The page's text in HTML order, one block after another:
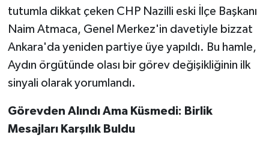
tutumla dikkat çeken CHP Nazilli eski İlçe Başkanı
Naim Atmaca, Genel Merkez'in davetiyle bizzat
Ankara'da yeniden partiye üye yapıldı. Bu hamle,
Aydın örgütünde olası bir görev değişikliğinin ilk
sinyali olarak yorumlandı.
Görevden Alındı Ama Küsmedi: Birlik
Mesajları Karşılık Buldu